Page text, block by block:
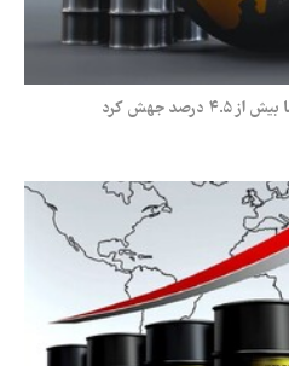
جهش کرد